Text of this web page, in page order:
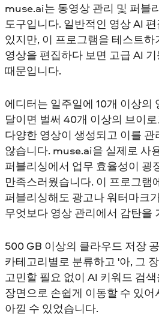
muse.ai는 동영상 관리 및 퍼블
도구입니다. 일반적인 영상 AI
있지만, 이 프로그램을 테스트
영상을 편집하다 보면 고급 AI
때문입니다.
에디터는 일주일에 10개 이상의
달이면 벌써 40개 이상의 브이
다양한 영상이 생성되고 이를
않습니다. muse.ai을 실제로 사
퍼블리싱에서 업무 효율성이 굉
만족스러웠습니다. 이 프로그램
퍼블리싱해도 광고나 워터마크
무엇보다 영상 관리에서 감탄을
500 GB 이상의 클라우드 저장
카테고리별로 분류하고 '아, 그
고민할 필요 없이 AI 키워드 검
장면으로 손쉽게 이동할 수 있어
아낄 수 있었습니다.